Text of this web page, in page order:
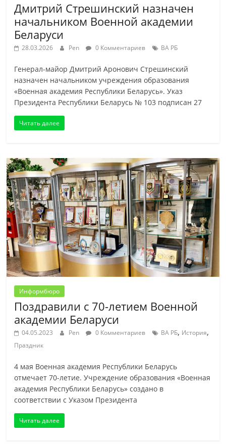
Дмитрий Стрешинский назначен
начальником Военной академии
Беларуси
28.03.2026 Pen 0 Комментариев ВА РБ
Генерал-майор Дмитрий Аронович Стрешинский
назначен начальником учреждения образования
«Военная академия Республики Беларусь». Указ
Президента Республики Беларусь № 103 подписан 27
Читать далее
Информбюро
Поздравили с 70-летием Военной
академии Беларуси
04.05.2023 Pen 0 Комментариев ВА РБ, История,
Праздник
4 мая Военная академия Республики Беларусь
отмечает 70-летие. Учреждение образования «Военная
академия Республики Беларусь» создано в
соответствии с Указом Президента
Читать далее